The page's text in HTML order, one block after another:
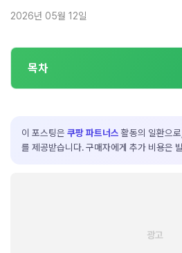
2026년 05월 12일
목차
이 포스팅은 쿠팡 파트너스 활동의 일환으
를 제공받습니다. 구매자에게 추가 비용은